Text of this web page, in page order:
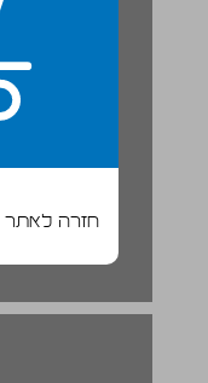
חזרה לאתר